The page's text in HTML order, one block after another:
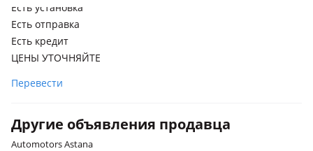
Есть установка
Есть отправка
Есть кредит
ЦЕНЫ УТОЧНЯЙТЕ
Перевести
Другие объявления продавца
Automotors Astana